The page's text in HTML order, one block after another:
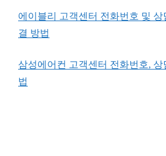
에이블리 고객센터 전화번호 및 상
결 방법
삼성에어컨 고객센터 전화번호,
법